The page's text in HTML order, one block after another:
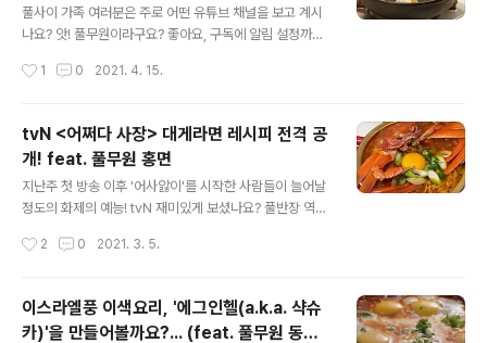
있어요.식감이 탱글하면서도 잘 부서지지 않아다양한 요리
에 활용할 수 있어요.아래 링크에서 더 많은 고농도 두부 라
바꾼다…30% 더 진한 ‘고농도 진한 두부’ 출시 고농도 진
풀사이 가족 여러분은 주로 어떤 유튜브 채널을 보고 계시
나요? 앗! 풀무원이라구요? 좋아요, 구독에 알림 설정까지
사한 마음을 담아 링크 한번 슬쩍...(수줍) [풀무원 공식 유
는 풀무원 공식 유튜브를 소개하기 위함이 아니라..(흠흠)
구독자 140만의 대세 요리유튜버 '승우아빠'님과 풀무원
의 콜라보 소식을 전하기 위해서인데요. [승우아빠님의 요
리채널 보러가기] 수많은 레시피 영상을 보며 따라 만들기
에 나서보지만 풀반장을 비롯한 많은 이들이 "왜 나는 안되
곤 하는데요. 진짜 쉽고 누구나 따라할 수 있는 친근한 레시
1 0 2021. 4. 15.
tvN <어쩌다 사장> 대게라면 레시피 전격 공
개! feat. 풀무원 홍면
지난주 첫 방송 이후 '어사앓이'를 시작한 사람들이 늘어날
정도의 화제의 예능! tvN 재미있게 보셨나요? 풀반장 역시
기다리고 있는 중인데요. (목요일이라 목빠지게 기다림 꺄
이 하나 있죠? 바로 풀무원 '홍면' 도저히 물을 올리지 않고
서는 배길 수 없게 만드는 시선강탈급 가맥코너의 주력 메
뉴! '대게라면'을 탄생시킨 라면이기 때문인데요. 홍면에 대
2 0 2021. 3. 5.
이스라엘풍 이색요리, '에그인헬(a.k.a. 샥슈
카)'을 만들어볼까요?... (feat. 풀무원 동물